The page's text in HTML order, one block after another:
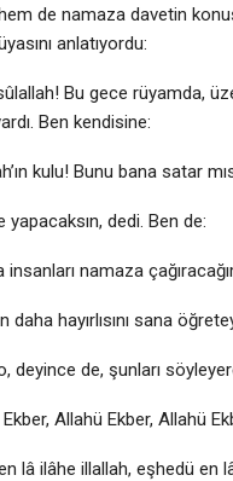
de namaza davetin
anlatıyordu:
Bu gece rüyamda,
Ben kendisine:
kulu! Bunu bana satar
yapacaksın, dedi. Ben de:
insanları namaza
daha hayırlısını sana
deyince de, şunları
Allahü Ekber, Allahü
lâ ilâhe illallah, eşhedü en